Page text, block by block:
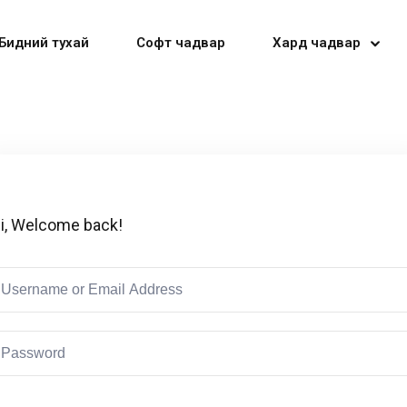
тухай Софт чадвар Хард чадвар
Welcome back!
Don’t have an account?Sign up